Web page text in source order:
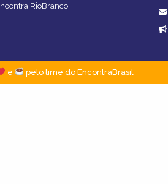
RioBranco.
e pelo time do EncontraBrasil